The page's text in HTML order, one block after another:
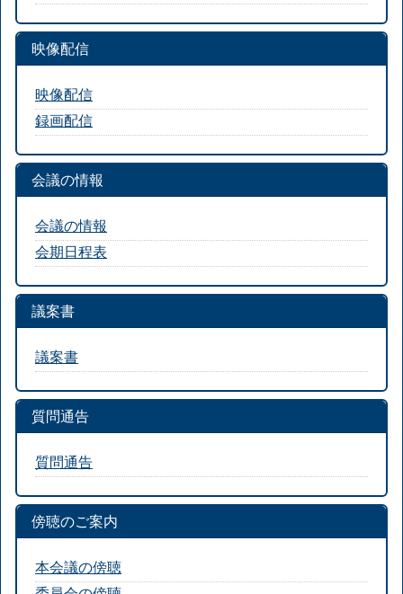
映像配信
映像配信
録画配信
会議の情報
会議の情報
会期日程表
議案書
議案書
質問通告
質問通告
傍聴のご案内
本会議の傍聴